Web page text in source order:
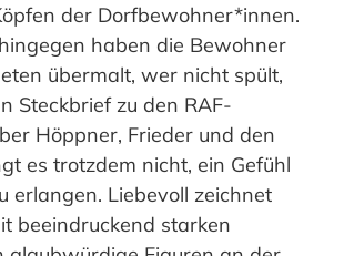
der Dorfbewohner*innen.
haben die Bewohner
übermalt, wer nicht spült,
Steckbrief zu den RAF-
Höppner, Frieder und den
es trotzdem nicht, ein Gefühl
erlangen. Liebevoll zeichnet
beeindruckend starken